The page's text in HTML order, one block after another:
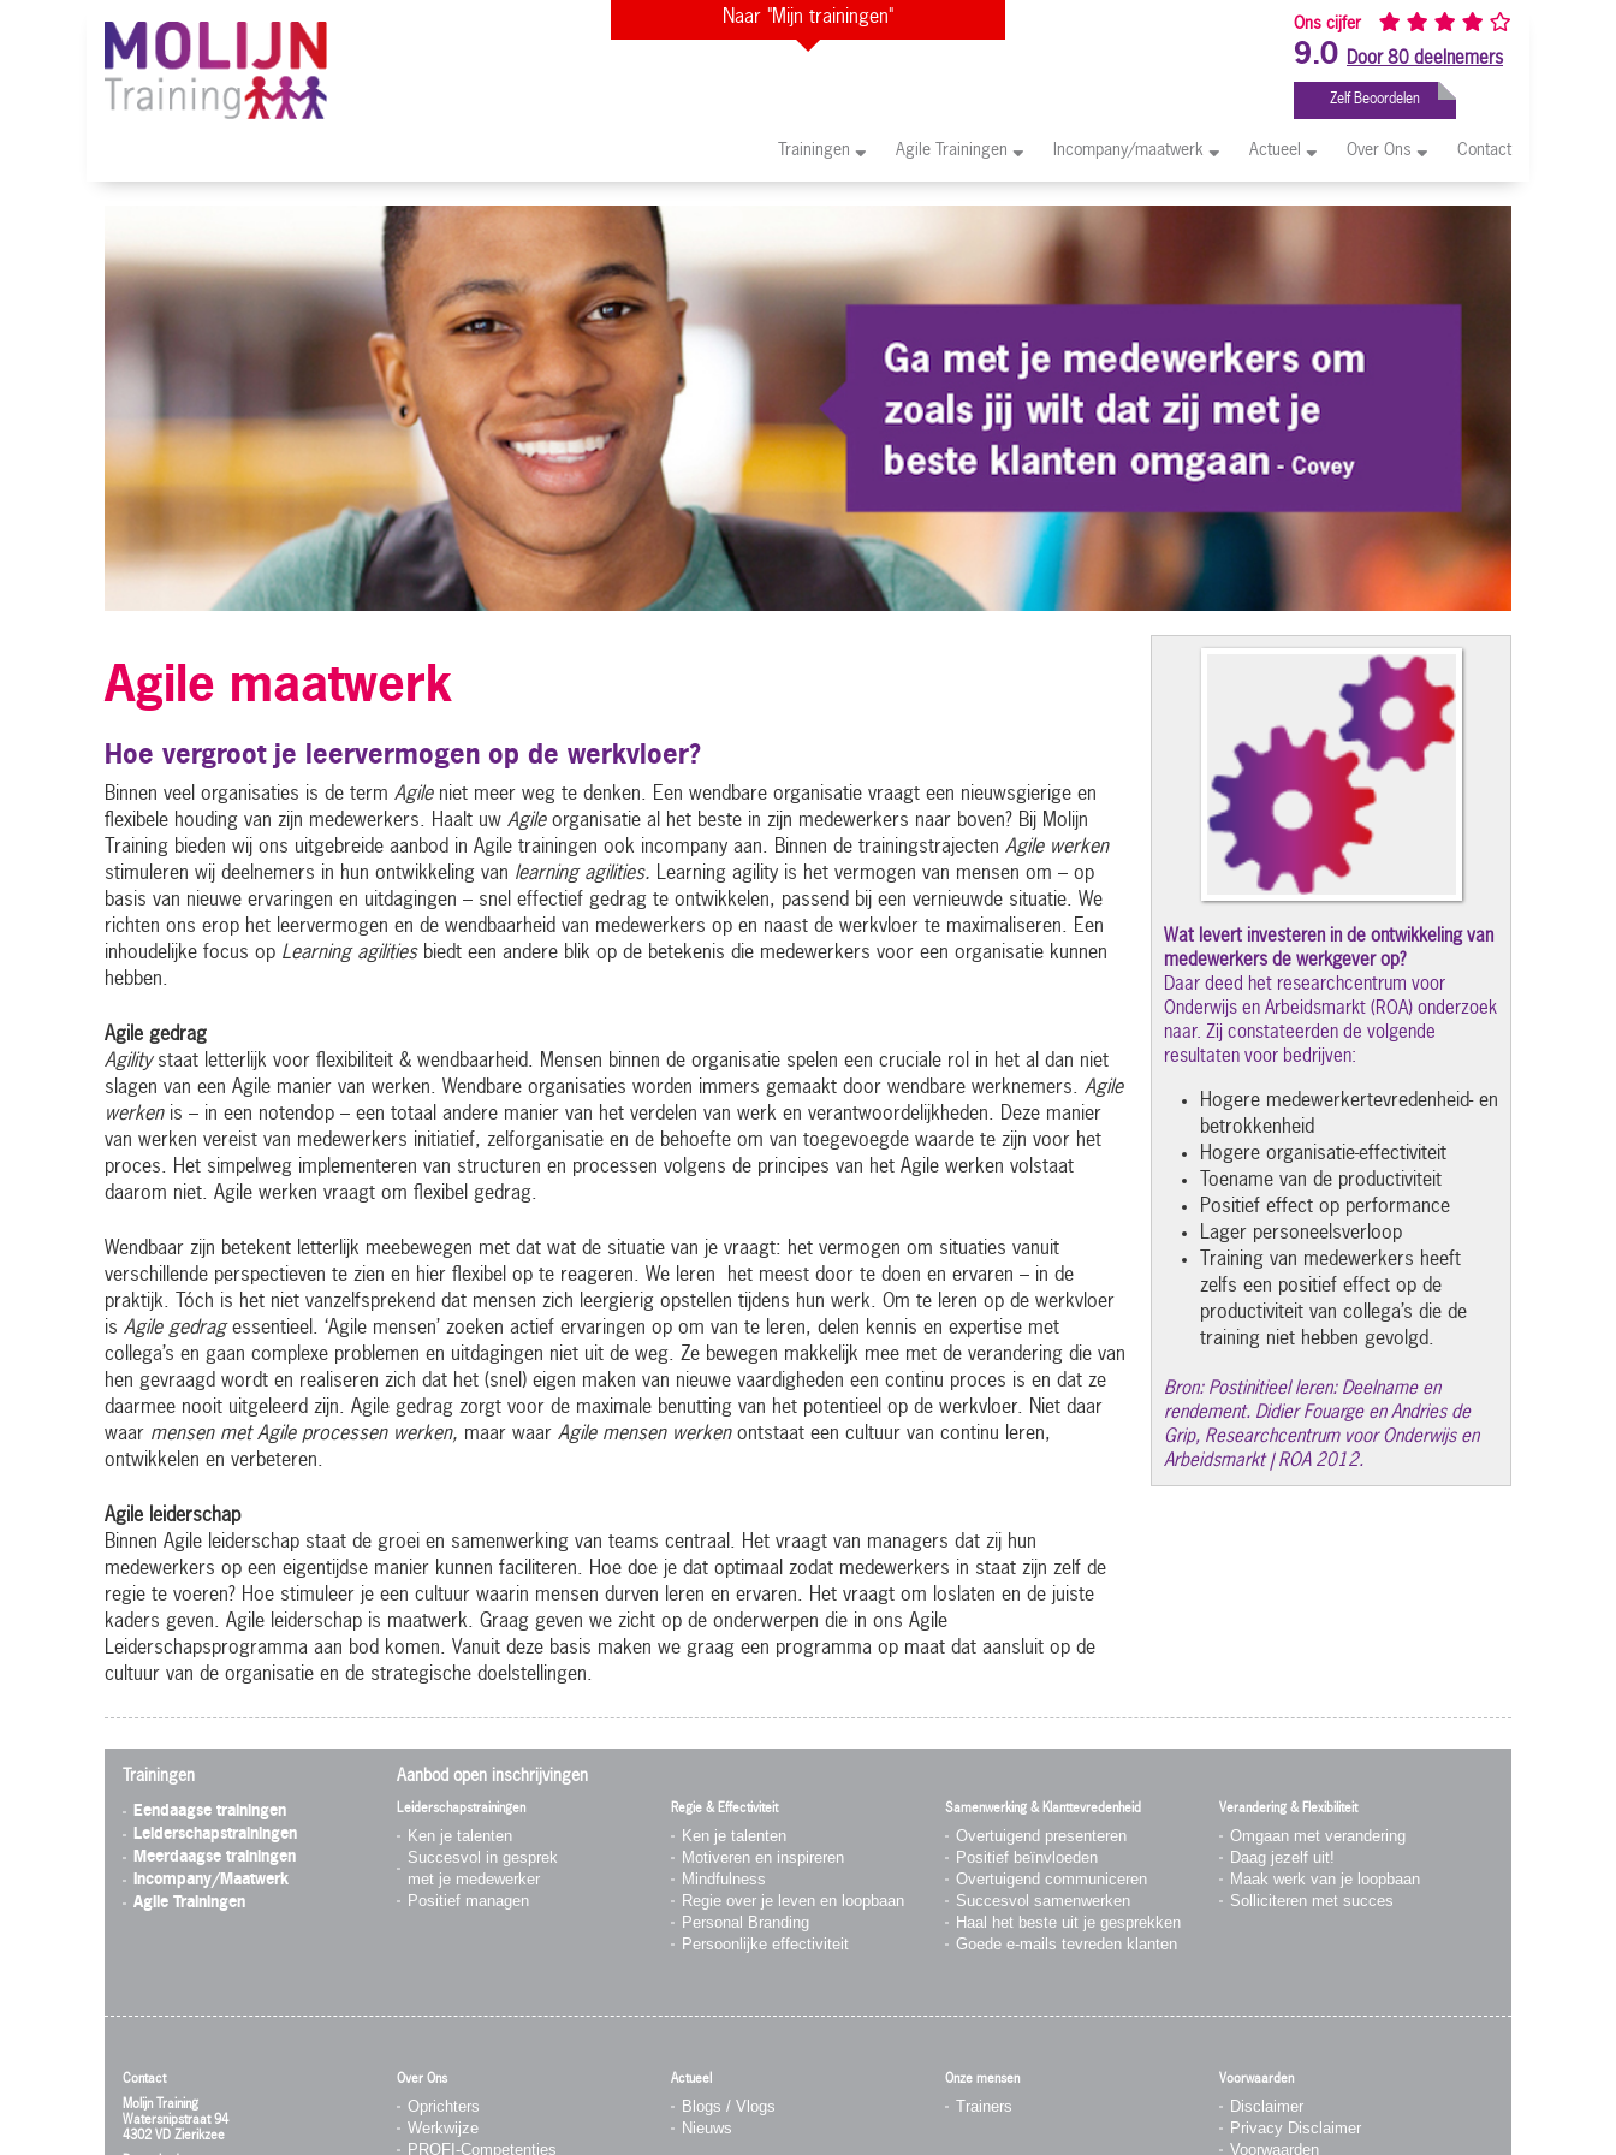
Naar "Mijn trainingen" Ons cijfer
9.0 Door 80 deelnemers
Zelf Beoordelen
Trainingen Agile Trainingen Incompany/maatwerk Actueel Over Ons Contact
Agile maatwerk
Hoe vergroot je leervermogen op de werkvloer?
Binnen veel organisaties is de term Agileniet meer weg te denken. Een wendbare organisatie vraagt een nieuwsgierige en
flexibele houding van zijn medewerkers. Haalt uw Agileorganisatie al het beste in zijn medewerkers naar boven? Bij Molijn
Training bieden wij ons uitgebreide aanbod in Agile trainingen ook incompany aan. Binnen de trainingstrajecten Agile werken
stimuleren wij deelnemers in hun ontwikkeling van learning agilities. Learning agility is het vermogen van mensen om – op
basis van nieuwe ervaringen en uitdagingen – snel effectief gedrag te ontwikkelen, passend bij een vernieuwde situatie. We
richten ons erop het leervermogen en de wendbaarheid van medewerkers op en naast de werkvloer te maximaliseren. Een
inhoudelijke focus op Learning agilities biedt een andere blik op de betekenis die medewerkers voor een organisatie kunnen
hebben.
Agile gedrag
Agilitystaat letterlijk voor flexibiliteit & wendbaarheid. Mensen binnen de organisatie spelen een cruciale rol in het al dan niet
slagen van een Agile manier van werken. Wendbare organisaties worden immers gemaakt door wendbare werknemers. Agile
werkenis – in een notendop – een totaal andere manier van het verdelen van werk en verantwoordelijkheden. Deze manier
van werken vereist van medewerkers initiatief, zelforganisatie en de behoefte om van toegevoegde waarde te zijn voor het
proces. Het simpelweg implementeren van structuren en processen volgens de principes van het Agile werken volstaat
daarom niet. Agile werken vraagt om flexibel gedrag.
Wendbaar zijn betekent letterlijk meebewegen met dat wat de situatie van je vraagt: het vermogen om situaties vanuit
verschillende perspectieven te zien en hier flexibel op te reageren. We leren het meest door te doen en ervaren – in de
praktijk. Tóch is het niet vanzelfsprekend dat mensen zich leergierig opstellen tijdens hun werk. Om te leren op de werkvloer
is Agile gedragessentieel. ‘Agile mensen’ zoeken actief ervaringen op om van te leren, delen kennis en expertise met
collega’s en gaan complexe problemen en uitdagingen niet uit de weg. Ze bewegen makkelijk mee met de verandering die van
hen gevraagd wordt en realiseren zich dat het (snel) eigen maken van nieuwe vaardigheden een continu proces is en dat ze
daarmee nooit uitgeleerd zijn. Agile gedrag zorgt voor de maximale benutting van het potentieel op de werkvloer. Niet daar
waar mensen met Agile processen werken, maar waar Agile mensen werkenontstaat een cultuur van continu leren,
ontwikkelen en verbeteren.
Agile leiderschap
Binnen Agile leiderschap staat de groei en samenwerking van teams centraal. Het vraagt van managers dat zij hun
medewerkers op een eigentijdse manier kunnen faciliteren. Hoe doe je dat optimaal zodat medewerkers in staat zijn zelf de
regie te voeren? Hoe stimuleer je een cultuur waarin mensen durven leren en ervaren. Het vraagt om loslaten en de juiste
kaders geven. Agile leiderschap is maatwerk. Graag geven we zicht op de onderwerpen die in ons Agile
Leiderschapsprogramma aan bod komen. Vanuit deze basis maken we graag een programma op maat dat aansluit op de
cultuur van de organisatie en de strategische doelstellingen.
Wat levert investeren in de ontwikkeling van
medewerkers de werkgever op?
Daar deed het researchcentrum voor
Onderwijs en Arbeidsmarkt (ROA) onderzoek
naar. Zij constateerden de volgende
resultaten voor bedrijven:
Hogere medewerkertevredenheid- en
betrokkenheid
Hogere organisatie-effectiviteit
Toename van de productiviteit
Positief effect op performance
Lager personeelsverloop
Training van medewerkers heeft
zelfs een positief effect op de
productiviteit van collega’s die de
training niet hebben gevolgd.
Bron: Postinitieel leren: Deelname en
rendement. Didier Fouarge en Andries de
Grip, Researchcentrum voor Onderwijs en
Arbeidsmarkt | ROA 2012.
Trainingen Aanbod open inschrijvingen
Eendaagse trainingen
Leiderschapstrainingen
Meerdaagse trainingen
Incompany/Maatwerk
Agile Trainingen
Leiderschapstrainingen
Ken je talenten
Succesvol in gesprek
met je medewerker
Positief managen
Regie & Effectiviteit
Ken je talenten
Motiveren en inspireren
Mindfulness
Regie over je leven en loopbaan
Personal Branding
Persoonlijke effectiviteit
Samenwerking & Klanttevredenheid
Overtuigend presenteren
Positief beïnvloeden
Overtuigend communiceren
Succesvol samenwerken
Haal het beste uit je gesprekken
Goede e-mails tevreden klanten
Verandering & Flexibiliteit
Omgaan met verandering
Daag jezelf uit!
Maak werk van je loopbaan
Solliciteren met succes
Contact
Molijn Training
Watersnipstraat 94
4302 VD Zierikzee
Over Ons
Oprichters
Werkwijze
PROFI-Competenties
Actueel
Blogs / Vlogs
Nieuws
Onze mensen
Trainers
Voorwaarden
Disclaimer
Privacy Disclaimer
Voorwaarden